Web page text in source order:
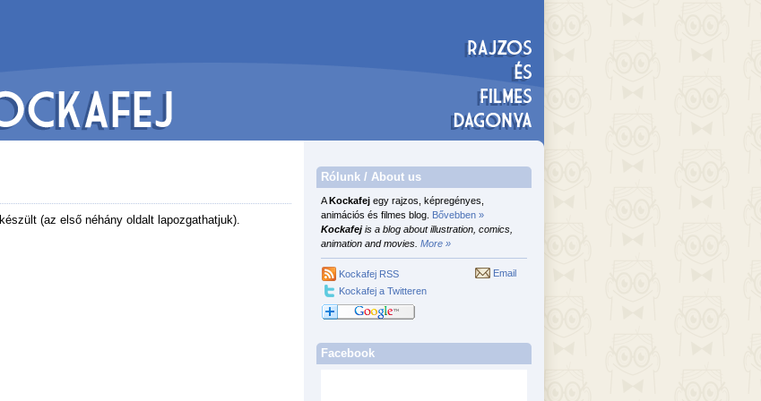
készült (az első néhány oldalt lapozgathatjuk).
Rólunk / About us
AKockafej egy rajzos, képregényes,
animációs és filmes blog. Bővebben »
Kockafejis a blog about illustration, comics,
animation and movies. More »
Kockafej RSS
Kockafej a Twitteren
Email
Facebook